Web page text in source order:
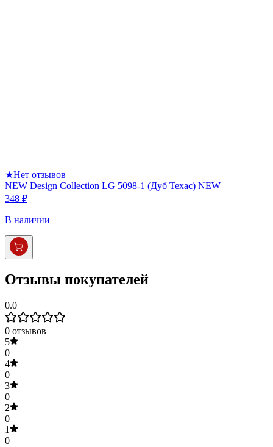
★Нет отзывов
NEW Design Collection LG 5098-1 (Дуб Техас) NEW
348 ₽
В наличии
Отзывы покупателей
0.0
0 отзывов
5
0
4
0
3
0
2
0
1
0